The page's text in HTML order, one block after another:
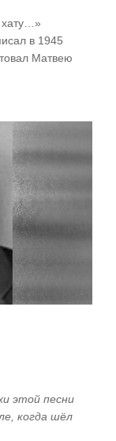
хату…»
в 1945
Матвею
этой песни
когда шёл